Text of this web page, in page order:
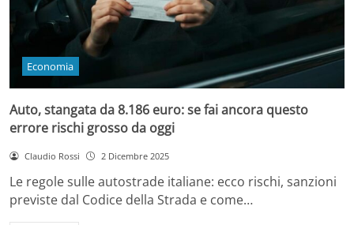
Economia
Auto, stangata da 8.186 euro: se fai ancora questo
errore rischi grosso da oggi
Claudio Rossi 2 Dicembre 2025
Le regole sulle autostrade italiane: ecco rischi, sanzioni
previste dal Codice della Strada e come…